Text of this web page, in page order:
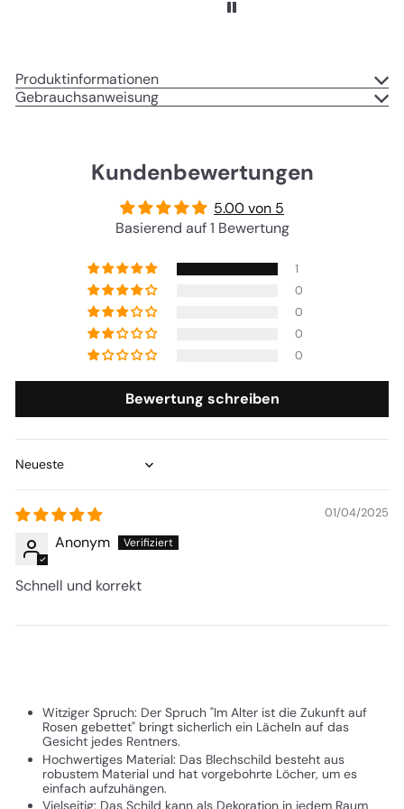
Produktinformationen
Gebrauchsanweisung
Kundenbewertungen
5.00 von 5
Basierend auf 1 Bewertung
1
0
0
0
0
Bewertung schreiben
Sort by
01/04/2025
Anonym
Schnell und korrekt
Witziger Spruch: Der Spruch "Im Alter ist die Zukunft auf
Rosen gebettet" bringt sicherlich ein Lächeln auf das
Gesicht jedes Rentners.
Hochwertiges Material: Das Blechschild besteht aus
robustem Material und hat vorgebohrte Löcher, um es
einfach aufzuhängen.
Vielseitig: Das Schild kann als Dekoration in jedem Raum